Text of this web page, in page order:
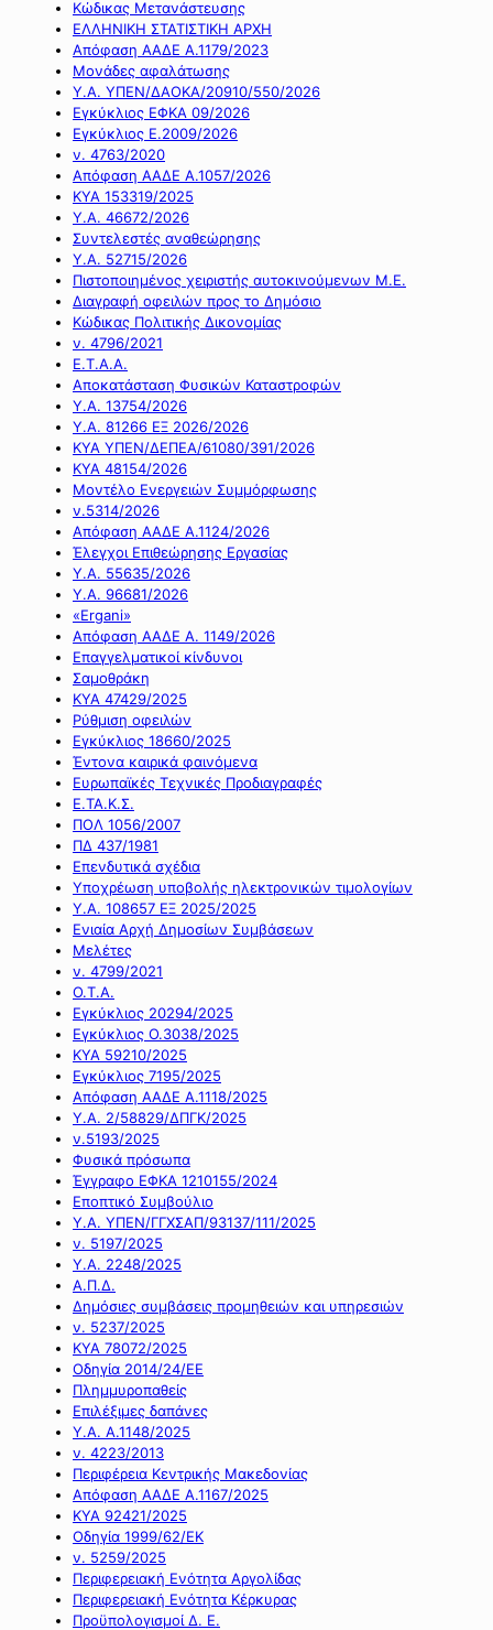
Κώδικας Μετανάστευσης
ΕΛΛΗΝΙΚΗ ΣΤΑΤΙΣΤΙΚΗ ΑΡΧΗ
Απόφαση ΑΑΔΕ Α.1179/2023
Μονάδες αφαλάτωσης
Υ.Α. ΥΠΕΝ/ΔΑΟΚΑ/20910/550/2026
Εγκύκλιος ΕΦΚΑ 09/2026
Εγκύκλιος Ε.2009/2026
ν. 4763/2020
Απόφαση ΑΑΔΕ Α.1057/2026
ΚΥΑ 153319/2025
Υ.Α. 46672/2026
Συντελεστές αναθεώρησης
Υ.Α. 52715/2026
Πιστοποιημένος χειριστής αυτοκινούμενων Μ.Ε.
Διαγραφή οφειλών προς το Δημόσιο
Κώδικας Πολιτικής Δικονομίας
ν. 4796/2021
Ε.Τ.Α.Α.
Αποκατάσταση Φυσικών Καταστροφών
Υ.Α. 13754/2026
Υ.Α. 81266 ΕΞ 2026/2026
ΚΥΑ ΥΠΕΝ/ΔΕΠΕΑ/61080/391/2026
ΚΥΑ 48154/2026
Μοντέλο Ενεργειών Συμμόρφωσης
ν.5314/2026
Απόφαση ΑΑΔΕ Α.1124/2026
Έλεγχοι Επιθεώρησης Εργασίας
Υ.Α. 55635/2026
Υ.Α. 96681/2026
«Ergani»
Απόφαση ΑΑΔΕ Α. 1149/2026
Επαγγελματικοί κίνδυνοι
Σαμοθράκη
ΚΥΑ 47429/2025
Ρύθμιση οφειλών
Εγκύκλιος 18660/2025
Έντονα καιρικά φαινόμενα
Ευρωπαϊκές Τεχνικές Προδιαγραφές
Ε.ΤΑ.Κ.Σ.
ΠΟΛ 1056/2007
ΠΔ 437/1981
Επενδυτικά σχέδια
Υποχρέωση υποβολής ηλεκτρονικών τιμολογίων
Υ.Α. 108657 ΕΞ 2025/2025
Ενιαία Αρχή Δημοσίων Συμβάσεων
Μελέτες
ν. 4799/2021
Ο.Τ.Α.
Εγκύκλιος 20294/2025
Εγκύκλιος Ο.3038/2025
ΚΥΑ 59210/2025
Εγκύκλιος 7195/2025
Απόφαση ΑΑΔΕ Α.1118/2025
Υ.Α. 2/58829/ΔΠΓΚ/2025
ν.5193/2025
Φυσικά πρόσωπα
Έγγραφο ΕΦΚΑ 1210155/2024
Εποπτικό Συμβούλιο
Υ.Α. ΥΠΕΝ/ΓΓΧΣΑΠ/93137/111/2025
ν. 5197/2025
Υ.Α. 2248/2025
Α.Π.Δ.
Δημόσιες συμβάσεις προμηθειών και υπηρεσιών
ν. 5237/2025
ΚΥΑ 78072/2025
Οδηγία 2014/24/ΕΕ
Πλημμυροπαθείς
Επιλέξιμες δαπάνες
Υ.Α. Α.1148/2025
ν. 4223/2013
Περιφέρεια Κεντρικής Μακεδονίας
Απόφαση ΑΑΔΕ Α.1167/2025
ΚΥΑ 92421/2025
Οδηγία 1999/62/ΕΚ
ν. 5259/2025
Περιφερειακή Ενότητα Αργολίδας
Περιφερειακή Ενότητα Κέρκυρας
Προϋπολογισμοί Δ. Ε.